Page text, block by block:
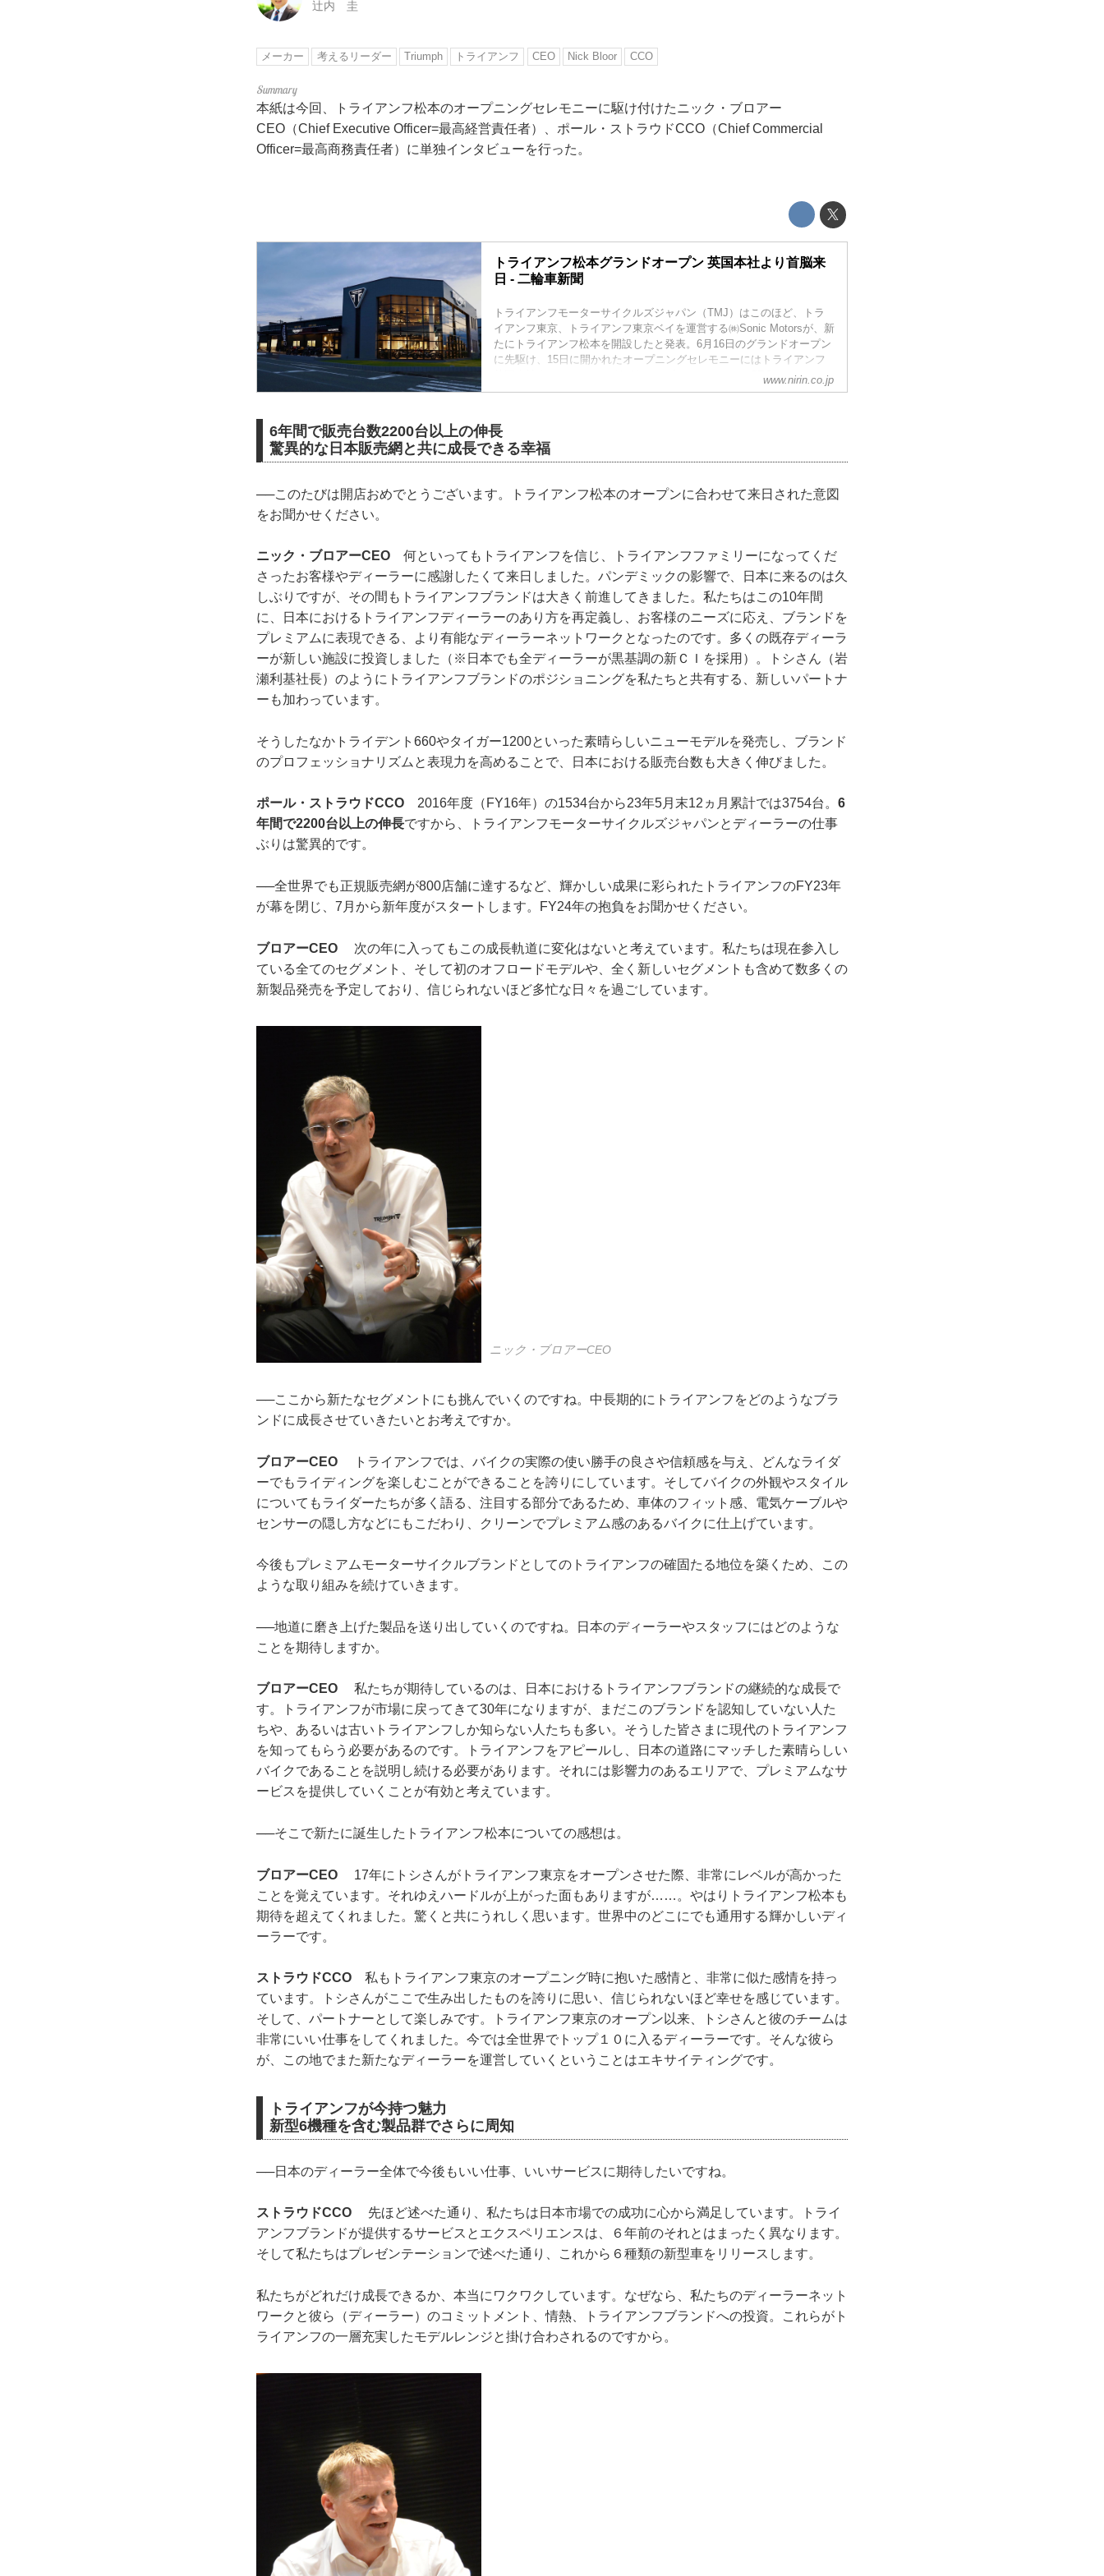
辻内 圭
メーカー 考えるリーダー Triumph トライアンフ CEO Nick Bloor CCO
本紙は今回、トライアンフ松本のオープニングセレモニーに駆け付けたニック・ブロアー
CEO（Chief Executive Officer=最高経営責任者）、ポール・ストラウドCCO（Chief Commercial
Officer=最高商務責任者）に単独インタビューを行った。
トライアンフ松本グランドオープン 英国本社より首脳来
日 - 二輪車新聞
トライアンフモーターサイクルズジャパン（TMJ）はこのほど、トラ
イアンフ東京、トライアンフ東京ベイを運営する㈱Sonic Motorsが、新
たにトライアンフ松本を開設したと発表。6月16日のグランドオープン
に先駆け、15日に開かれたオープニングセレモニーにはトライアンフ
英国本社よりチーフ・エグゼクティブ・オフィサー（CEO）のニッ
ク・ブロアー氏、チーフ・コマーシャル・オフィサー（CCO）のポー
www.nirin.co.jp
6年間で販売台数2200台以上の伸長
驚異的な日本販売網と共に成長できる幸福
──このたびは開店おめでとうございます。トライアンフ松本のオープンに合わせて来日された意図
をお聞かせください。
ニック・ブロアーCEO 何といってもトライアンフを信じ、トライアンフファミリーになってくだ
さったお客様やディーラーに感謝したくて来日しました。パンデミックの影響で、日本に来るのは久
しぶりですが、その間もトライアンフブランドは大きく前進してきました。私たちはこの10年間
に、日本におけるトライアンフディーラーのあり方を再定義し、お客様のニーズに応え、ブランドを
プレミアムに表現できる、より有能なディーラーネットワークとなったのです。多くの既存ディーラ
ーが新しい施設に投資しました（※日本でも全ディーラーが黒基調の新ＣＩを採用）。トシさん（岩
瀬利基社長）のようにトライアンフブランドのポジショニングを私たちと共有する、新しいパートナ
ーも加わっています。
そうしたなかトライデント660やタイガー1200といった素晴らしいニューモデルを発売し、ブランド
のプロフェッショナリズムと表現力を高めることで、日本における販売台数も大きく伸びました。
ポール・ストラウドCCO 2016年度（FY16年）の1534台から23年5月末12ヵ月累計では3754台。 6
年間で2200台以上の伸長ですから、トライアンフモーターサイクルズジャパンとディーラーの仕事
ぶりは驚異的です。
──全世界でも正規販売網が800店舗に達するなど、輝かしい成果に彩られたトライアンフのFY23年
が幕を閉じ、7月から新年度がスタートします。FY24年の抱負をお聞かせください。
ブロアーCEO
次の年に入ってもこの成長軌道に変化はないと考えています。私たちは現在参入し
ている全てのセグメント、そして初のオフロードモデルや、全く新しいセグメントも含めて数多くの
新製品発売を予定しており、信じられないほど多忙な日々を過ごしています。
ニック・ブロアーCEO
──ここから新たなセグメントにも挑んでいくのですね。中長期的にトライアンフをどのようなブラ
ンドに成長させていきたいとお考えですか。
ブロアーCEO
トライアンフでは、バイクの実際の使い勝手の良さや信頼感を与え、どんなライダ
ーでもライディングを楽しむことができることを誇りにしています。そしてバイクの外観やスタイル
についてもライダーたちが多く語る、注目する部分であるため、車体のフィット感、電気ケーブルや
センサーの隠し方などにもこだわり、クリーンでプレミアム感のあるバイクに仕上げています。
今後もプレミアムモーターサイクルブランドとしてのトライアンフの確固たる地位を築くため、この
ような取り組みを続けていきます。
──地道に磨き上げた製品を送り出していくのですね。日本のディーラーやスタッフにはどのような
ことを期待しますか。
ブロアーCEO
私たちが期待しているのは、日本におけるトライアンフブランドの継続的な成長で
す。トライアンフが市場に戻ってきて30年になりますが、まだこのブランドを認知していない人た
ちや、あるいは古いトライアンフしか知らない人たちも多い。そうした皆さまに現代のトライアンフ
を知ってもらう必要があるのです。トライアンフをアピールし、日本の道路にマッチした素晴らしい
バイクであることを説明し続ける必要があります。それには影響力のあるエリアで、プレミアムなサ
ービスを提供していくことが有効と考えています。
──そこで新たに誕生したトライアンフ松本についての感想は。
ブロアーCEO
17年にトシさんがトライアンフ東京をオープンさせた際、非常にレベルが高かった
ことを覚えています。それゆえハードルが上がった面もありますが……。やはりトライアンフ松本も
期待を超えてくれました。驚くと共にうれしく思います。世界中のどこにでも通用する輝かしいディ
ーラーです。
ストラウドCCO 私もトライアンフ東京のオープニング時に抱いた感情と、非常に似た感情を持っ
ています。トシさんがここで生み出したものを誇りに思い、信じられないほど幸せを感じています。
そして、パートナーとして楽しみです。トライアンフ東京のオープン以来、トシさんと彼のチームは
非常にいい仕事をしてくれました。今では全世界でトップ１０に入るディーラーです。そんな彼ら
が、この地でまた新たなディーラーを運営していくということはエキサイティングです。
トライアンフが今持つ魅力
新型6機種を含む製品群でさらに周知
──日本のディーラー全体で今後もいい仕事、いいサービスに期待したいですね。
ストラウドCCO
先ほど述べた通り、私たちは日本市場での成功に心から満足しています。トライ
アンフブランドが提供するサービスとエクスペリエンスは、６年前のそれとはまったく異なります。
そして私たちはプレゼンテーションで述べた通り、これから６種類の新型車をリリースします。
私たちがどれだけ成長できるか、本当にワクワクしています。なぜなら、私たちのディーラーネット
ワークと彼ら（ディーラー）のコミットメント、情熱、トライアンフブランドへの投資。これらがト
ライアンフの一層充実したモデルレンジと掛け合わされるのですから。